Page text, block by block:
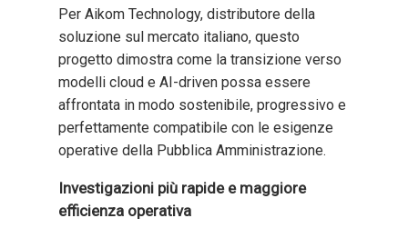
Per Aikom Technology, distributore della
soluzione sul mercato italiano, questo
progetto dimostra come la transizione verso
modelli cloud e AI-driven possa essere
affrontata in modo sostenibile, progressivo e
perfettamente compatibile con le esigenze
operative della Pubblica Amministrazione.
Investigazioni più rapide e maggiore
efficienza operativa